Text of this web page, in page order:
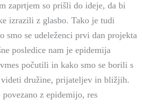
zaprtjem so prišli do ideje, da bi
izrazili z glasbo. Tako je tudi
smo se udeleženci prvi dan projekta
posledice nam je epidemija
počutili in kako smo se borili s
družine, prijateljev in bližjih.
z epidemijo, res